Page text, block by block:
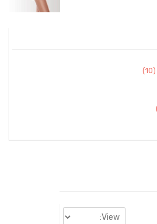
(10)